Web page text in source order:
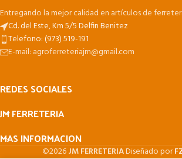
Entregando la mejor calidad en artículos de
Cd. del Este, Km 5/5 Delfin Benitez
Telefono: (973) 519-191
E-mail: agroferreteriajm@gmail.com
REDES SOCIALES
JM FERRETERIA
MAS INFORMACION
©2026JM FERRETERIADiseñado por